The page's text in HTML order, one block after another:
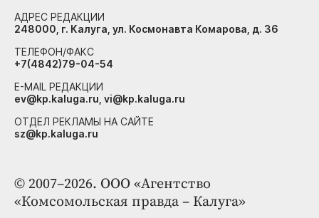
© 2007–2026. ООО «Агентство
«Комсомольская правда – Калуга»
АДРЕС РЕДАКЦИИ
248000, г. Калуга, ул. Космонавта Комарова, д. 36
ТЕЛЕФОН/ФАКС
+7(4842)79-04-54
E-MAIL РЕДАКЦИИ
ev@kp.kaluga.ru, vi@kp.kaluga.ru
ОТДЕЛ РЕКЛАМЫ НА САЙТЕ
sz@kp.kaluga.ru